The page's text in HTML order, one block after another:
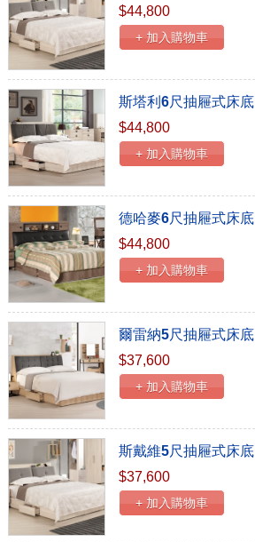
$44,800
+ 加入購物車
斯塔利6尺抽屜式床底
$44,800
+ 加入購物車
德哈麥6尺抽屜式床底
$44,800
+ 加入購物車
爾雷納5尺抽屜式床底
$37,600
+ 加入購物車
斯戴維5尺抽屜式床底
$37,600
+ 加入購物車